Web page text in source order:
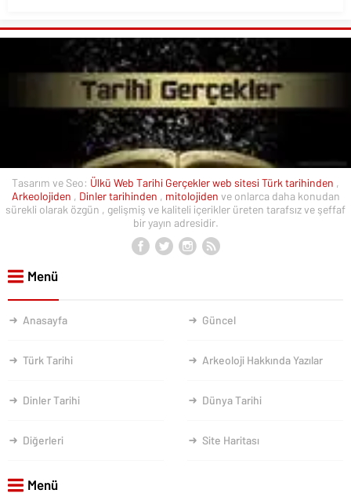
Tasarım ve Seo: Ülkü Web Tarihi Gerçekler web sitesiTürk tarihinden ,
Arkeolojiden , Dinler tarihinden , mitolojiden ve onlarca daha konudan
sürekli olarak özgün , gelişmiş ve kaliteli içerikler üreten tarafsız ve şeffaf
bir yayın adresidir.
Menü
Anasayfa Güncel
Türk Tarihi Arkeoloji Hakkında Yazılar
Dinler Tarihi Dünya Tarihi
Diğerleri Site Haritası
Menü